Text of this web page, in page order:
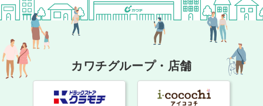
カワチグループ・店舗